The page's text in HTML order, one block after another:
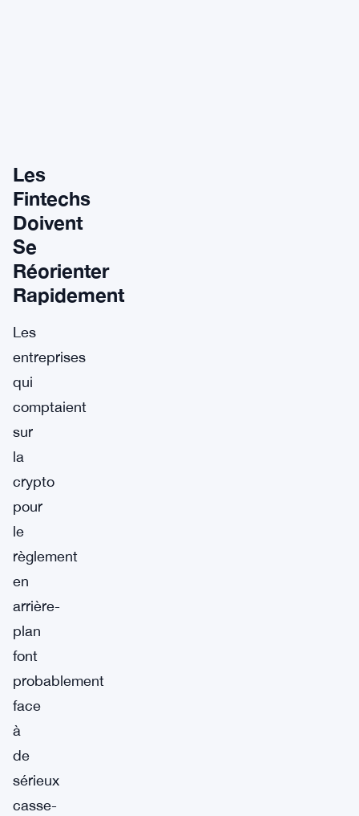
Les
Fintechs
Doivent
Se
Réorienter
Rapidement
Les
entreprises
qui
comptaient
sur
la
crypto
pour
le
règlement
en
arrière-
plan
font
probablement
face
à
de
sérieux
casse-